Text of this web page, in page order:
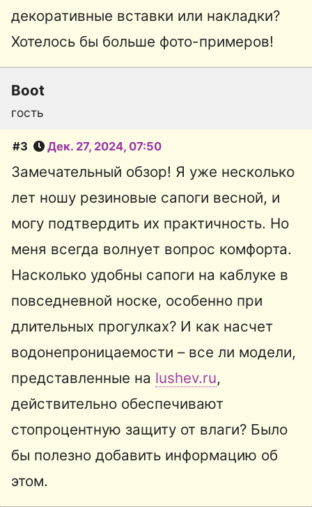
декоративные вставки или накладки?
Хотелось бы больше фото-примеров!
Boot
гость
#3 Дек. 27, 2024, 07:50
Замечательный обзор! Я уже несколько
лет ношу резиновые сапоги весной, и
могу подтвердить их практичность. Но
меня всегда волнует вопрос комфорта.
Насколько удобны сапоги на каблуке в
повседневной носке, особенно при
длительных прогулках? И как насчет
водонепроницаемости – все ли модели,
представленные на lushev.ru,
действительно обеспечивают
стопроцентную защиту от влаги? Было
бы полезно добавить информацию об
этом.